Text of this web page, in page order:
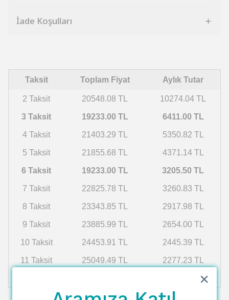
İade Koşulları
Taksit Toplam Fiyat Aylık Tutar
2 Taksit 20548.08 TL 10274.04 TL
3 Taksit 19233.00 TL 6411.00 TL
4 Taksit 21403.29 TL 5350.82 TL
5 Taksit 21855.68 TL 4371.14 TL
6 Taksit 19233.00 TL 3205.50 TL
7 Taksit 22825.78 TL 3260.83 TL
8 Taksit 23343.85 TL 2917.98 TL
9 Taksit 23885.99 TL 2654.00 TL
10 Taksit 24453.91 TL 2445.39 TL
11 Taksit 25049.49 TL 2277.23 TL
2139.57 TL